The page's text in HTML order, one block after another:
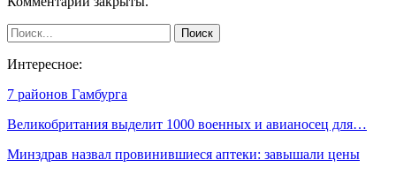
Интересное:
7 районов Гамбурга
Великобритания выделит 1000 военных и авианосец для…
Минздрав назвал провинившиеся аптеки: завышали цены